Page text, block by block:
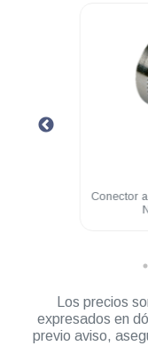
Conector
Los precios
expresados en
previo aviso,